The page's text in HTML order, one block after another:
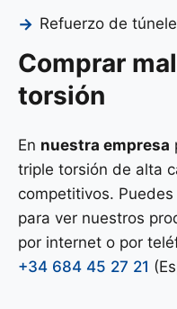
Refuerzo de
Comprar
torsión
En nuestra empresa
triple torsión de alta
competitivos.
para ver nuestros
por internet o por
+34 684 45 27 21